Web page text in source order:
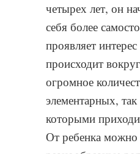
четырех лет, он
себя более
проявляет
происходит
огромное
элементарных,
которыми
От ребенка